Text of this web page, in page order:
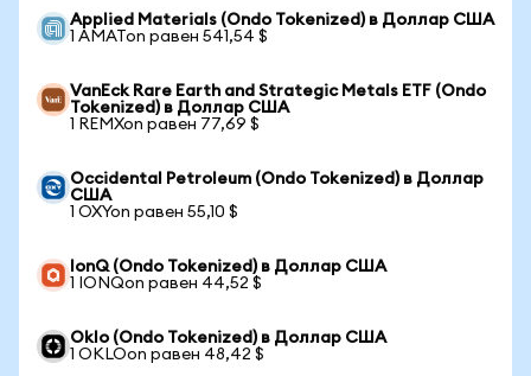
Applied Materials (Ondo Tokenized) в Доллар США
1 AMATon равен 541,54 $
VanEck Rare Earth and Strategic Metals ETF (Ondo
Tokenized) в Доллар США
1 REMXon равен 77,69 $
Occidental Petroleum (Ondo Tokenized) в Доллар
США
1 OXYon равен 55,10 $
IonQ (Ondo Tokenized) в Доллар США
1 IONQon равен 44,52 $
Oklo (Ondo Tokenized) в Доллар США
1 OKLOon равен 48,42 $